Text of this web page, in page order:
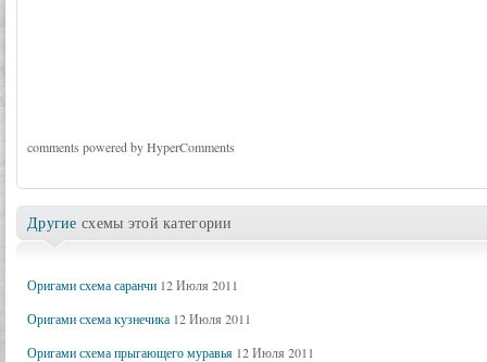
comments powered by HyperComments
Другие схемы этой категории
Оригами схема саранчи 12 Июля 2011
Оригами схема кузнечика 12 Июля 2011
Оригами схема прыгающего муравья 12 Июля 2011